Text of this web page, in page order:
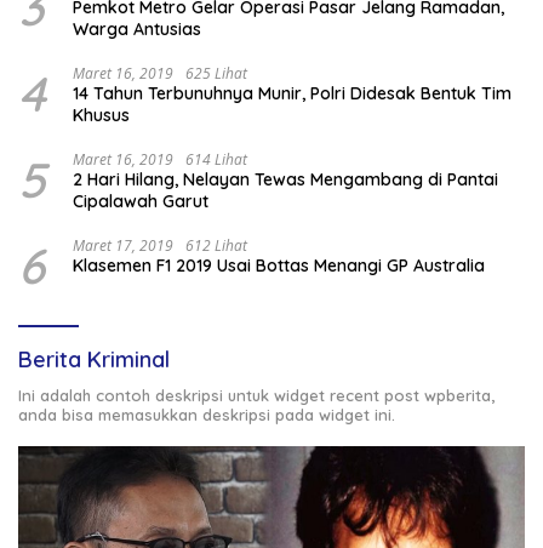
Pemkot Metro Gelar Operasi Pasar Jelang Ramadan,
Warga Antusias
4 Maret 16, 2019 625 Lihat
14 Tahun Terbunuhnya Munir, Polri Didesak Bentuk Tim
Khusus
5 Maret 16, 2019 614 Lihat
2 Hari Hilang, Nelayan Tewas Mengambang di Pantai
Cipalawah Garut
6 Maret 17, 2019 612 Lihat
Klasemen F1 2019 Usai Bottas Menangi GP Australia
Berita Kriminal
Ini adalah contoh deskripsi untuk widget recent post wpberita,
anda bisa memasukkan deskripsi pada widget ini.